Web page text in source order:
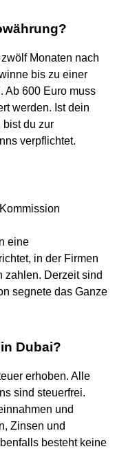
Monaten nach
bis zu einer
Ab 600 Euro muss
werden. Ist dein
bist du zur
verpflichtet.
eine
in der Firmen
zahlen. Derzeit sind
segnete das Ganze
Dubai?
erhoben. Alle
sind steuerfrei.
und
Zinsen und
besteht keine